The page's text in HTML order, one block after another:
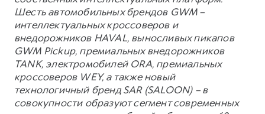
Шесть автомобильных брендов GWM –
интеллектуальных кроссоверов и
внедорожников HAVAL, выносливых пикапов
GWM Pickup, премиальных внедорожников
TANK, электромобилей ORA, премиальных
кроссоверов WEY, а также новый
технологичный бренд SAR (SALOON) – в
совокупности образуют сегмент современных